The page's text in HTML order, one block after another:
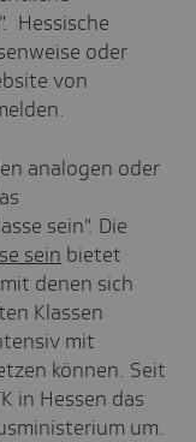
Hessische
oder
von
analogen oder
sein". Die
sein bietet
denen sich
Klassen
mit
können. Seit
in Hessen das
um.